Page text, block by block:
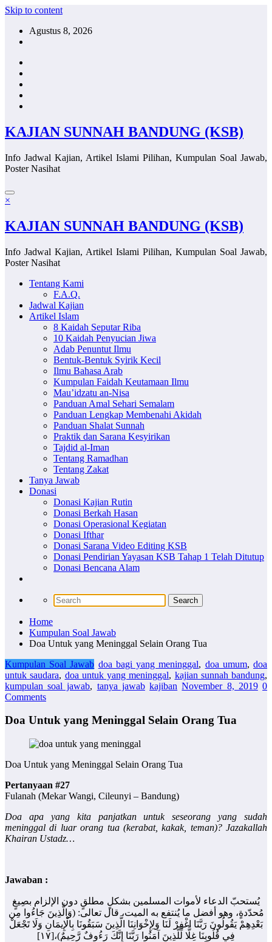
Skip to content
Agustus 8, 2026
KAJIAN SUNNAH BANDUNG (KSB)
Info Jadwal Kajian, Artikel Islami Pilihan, Kumpulan Soal Jawab,
Poster Nasihat
×
KAJIAN SUNNAH BANDUNG (KSB)
Info Jadwal Kajian, Artikel Islami Pilihan, Kumpulan Soal Jawab,
Poster Nasihat
Tentang Kami
F.A.Q.
Jadwal Kajian
Artikel Islam
8 Kaidah Seputar Riba
10 Kaidah Penyucian Jiwa
Adab Penuntut Ilmu
Bentuk-Bentuk Syirik Kecil
Ilmu Bahasa Arab
Kumpulan Faidah Keutamaan Ilmu
Mau’idzatu an-Nisa
Panduan Amal Sehari Semalam
Panduan Lengkap Membenahi Akidah
Panduan Shalat Sunnah
Praktik dan Sarana Kesyirikan
Tajdid al-Iman
Tentang Ramadhan
Tentang Zakat
Tanya Jawab
Donasi
Donasi Kajian Rutin
Donasi Berkah Hasan
Donasi Operasional Kegiatan
Donasi Ifthar
Donasi Sarana Video Editing KSB
Donasi Pendirian Yayasan KSB Tahap 1 Telah Ditutup
Donasi Bencana Alam
Home
Kumpulan Soal Jawab
Doa Untuk yang Meninggal Selain Orang Tua
Kumpulan Soal Jawab doa bagi yang meninggal, doa umum,doa
untuk saudara, doa untuk yang meninggal, kajian sunnah bandung,
kumpulan soal jawab, tanya jawab kajiban November 8, 2019 0
Comments
Doa Untuk yang Meninggal Selain Orang Tua
Doa Untuk yang Meninggal Selain Orang Tua
Pertanyaan #27
Fulanah (Mekar Wangi, Cileunyi – Bandung)
Doa apa yang kita panjatkan untuk seseorang yang sudah
meninggal di luar orang tua (kerabat, kakak, teman)? Jazakallah
Khairan Ustadz…
Jawaban :
يُستحبّ الدعاء لأموات المسلمين بشكلٍ مطلقٍ دون الإلزام بصِيغٍ
مُحدّدةٍ، وهو أفضل ما يُنتفع به الميت، قال تعالى: (وَالَّذِينَ جَاءُوا مِن
بَعْدِهِمْ يَقُولُونَ رَبَّنَا اغْفِرْ لَنَا وَلِإِخْوَانِنَا الَّذِينَ سَبَقُونَا بِالْإِيمَانِ وَلَا تَجْعَلْ
فِي قُلُوبِنَا غِلًّا لِّلَّذِينَ آمَنُوا رَبَّنَا إِنَّكَ رَءُوفٌ رَّحِيمٌ)،[١٧]